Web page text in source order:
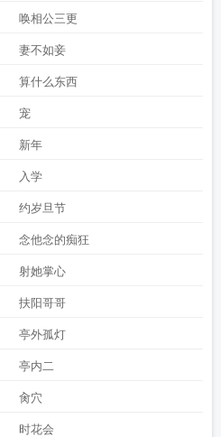
唤相公三更
妻不如妾
算什么东西
宠
新年
入学
约岁旦节
念他念的痴狂
射她掌心
扶阳哥哥
亭外孤灯
亭内二
肏穴
时花会